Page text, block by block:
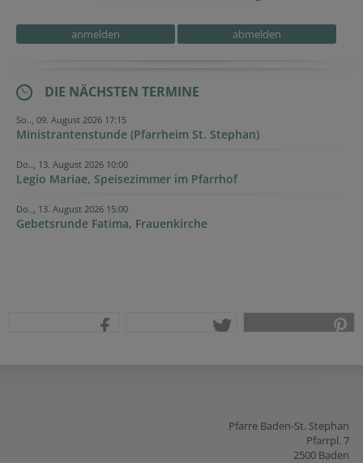
DIE NÄCHSTEN TERMINE
So.., 09. August 2026 17:15
Ministrantenstunde (Pfarrheim St. Stephan)
Do.., 13. August 2026 10:00
Legio Mariae, Speisezimmer im Pfarrhof
Do.., 13. August 2026 15:00
Gebetsrunde Fatima, Frauenkirche
Pfarre Baden-St. Stephan
Pfarrpl. 7
2500 Baden